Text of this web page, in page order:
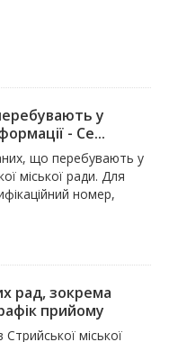
у
- Се...
що перебувають у
міської ради. Для
номер,
рад, зокрема
прийому
Стрийської міської